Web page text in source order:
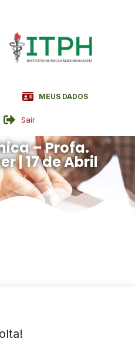
MEUS DADOS
Sair
– Profa.
| 17 de Abril